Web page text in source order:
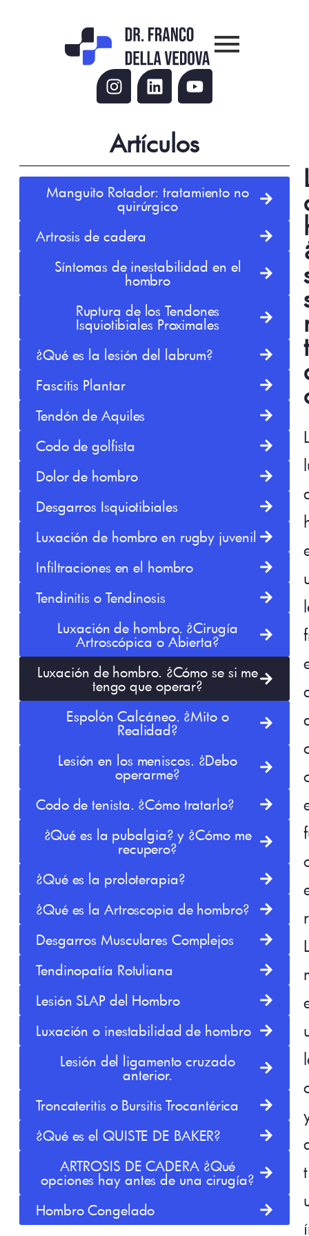
Artículos
Manguito Rotador: tratamiento no
quirúrgico
Artrosis de cadera
Síntomas de inestabilidad en el
hombro
Ruptura de los Tendones
Isquiotibiales Proximales
¿Qué es la lesión del labrum?
Fascitis Plantar
Tendón de Aquiles
Codo de golfista
Dolor de hombro
Desgarros Isquiotibiales
Luxación de hombro en rugby juvenil
Infiltraciones en el hombro
Tendinitis o Tendinosis
Luxación de hombro. ¿Cirugía
Artroscópica o Abierta?
Luxación de hombro. ¿Cómo se si me
tengo que operar?
Espolón Calcáneo. ¿Mito o
Realidad?
Lesión en los meniscos. ¿Debo
operarme?
Codo de tenista. ¿Cómo tratarlo?
¿Qué es la pubalgia? y ¿Cómo me
recupero?
¿Qué es la proloterapia?
¿Qué es la Artroscopia de hombro?
Desgarros Musculares Complejos
Tendinopatía Rotuliana
Lesión SLAP del Hombro
Luxación o inestabilidad de hombro
Lesión del ligamento cruzado
anterior.
Troncateritis o Bursitis Trocantérica
¿Qué es el QUISTE DE BAKER?
ARTROSIS DE CADERA ¿Qué
opciones hay antes de una cirugía?
Hombro Congelado